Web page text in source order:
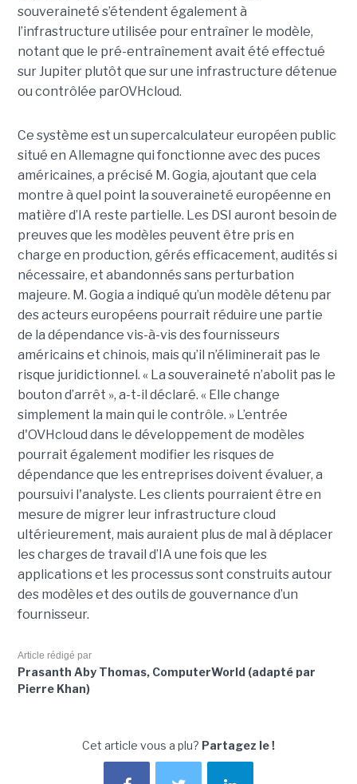
souveraineté s’étendent également à
l’infrastructure utilisée pour entraîner le modèle,
notant que le pré-entraînement avait été effectué
sur Jupiter plutôt que sur une infrastructure détenue
ou contrôlée parOVHcloud.
Ce système est un supercalculateur européen public
situé en Allemagne qui fonctionne avec des puces
américaines, a précisé M. Gogia, ajoutant que cela
montre à quel point la souveraineté européenne en
matière d’IA reste partielle. Les DSI auront besoin de
preuves que les modèles peuvent être pris en
charge en production, gérés efficacement, audités si
nécessaire, et abandonnés sans perturbation
majeure. M. Gogia a indiqué qu’un modèle détenu par
des acteurs européens pourrait réduire une partie
de la dépendance vis-à-vis des fournisseurs
américains et chinois, mais qu’il n’éliminerait pas le
risque juridictionnel. « La souveraineté n’abolit pas le
bouton d’arrêt », a-t-il déclaré. « Elle change
simplement la main qui le contrôle. » L’entrée
d'OVHcloud dans le développement de modèles
pourrait également modifier les risques de
dépendance que les entreprises doivent évaluer, a
poursuivi l'analyste. Les clients pourraient être en
mesure de migrer leur infrastructure cloud
ultérieurement, mais auraient plus de mal à déplacer
les charges de travail d’IA une fois que les
applications et les processus sont construits autour
des modèles et des outils de gouvernance d’un
fournisseur.
Article rédigé par
Prasanth Aby Thomas, ComputerWorld (adapté par
Pierre Khan)
Cet article vous a plu? Partagez le !